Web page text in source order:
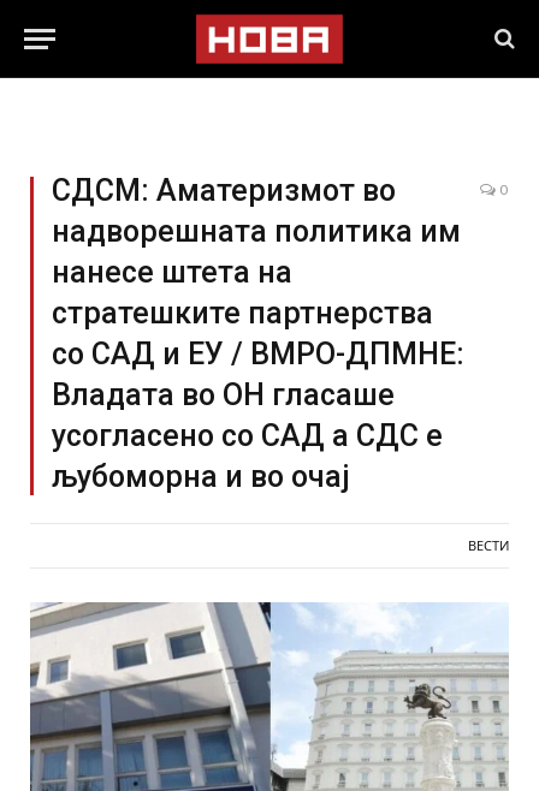
СДСМ: Аматеризмот во
надворешната политика им
нанесе штета на
стратешките партнерства
со САД и ЕУ / ВМРО-ДПМНЕ:
Владата во ОН гласаше
усогласено со САД а СДС е
љубоморна и во очај
0
ВЕСТИ